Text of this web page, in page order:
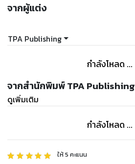
จากผู้แต่ง
TPA Publishing
กำลังโหลด ...
จากสำนักพิมพ์ TPA Publishing
ดูเพิ่มเติม
กำลังโหลด ...
ให้5 คะแนน